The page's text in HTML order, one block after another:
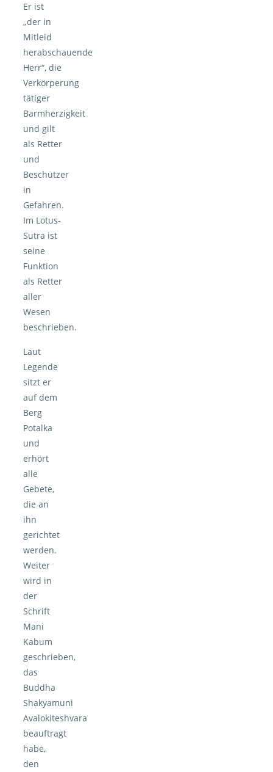
Er ist
„der in
Mitleid
herabschauende
Herr“, die
Verkörperung
tätiger
Barmherzigkeit
und gilt
als Retter
und
Beschützer
in
Gefahren.
Im Lotus-
Sutra ist
seine
Funktion
als Retter
aller
Wesen
beschrieben.
Laut
Legende
sitzt er
auf dem
Berg
Potalka
und
erhört
alle
Gebete,
die an
ihn
gerichtet
werden.
Weiter
wird in
der
Schrift
Mani
Kabum
geschrieben,
das
Buddha
Shakyamuni
Avalokiteshvara
beauftragt
habe,
den